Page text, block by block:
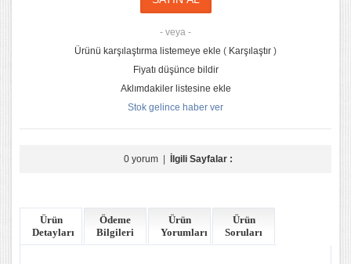
- veya -
Ürünü karşılaştırma listemeye ekle ( Karşılaştır )
Fiyatı düşünce bildir
Aklımdakiler listesine ekle
Stok gelince haber ver
0 yorum| İlgili Sayfalar :
Ürün
Detayları
Ödeme
Bilgileri
Ürün
Yorumları
Ürün
Soruları